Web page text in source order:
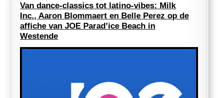
Van dance-classics tot latino-vibes: Milk
Inc., Aaron Blommaert en Belle Perez op de
affiche van JOE Parad’ice Beach in
Westende